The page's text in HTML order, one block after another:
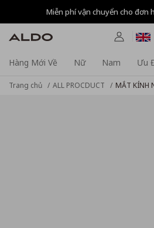
Miễn phí vận chuyển cho đơn
Hàng Mới Về Nữ Nam Ưu
Trang chủ ALL PROCDUCT MẮT KÍNH